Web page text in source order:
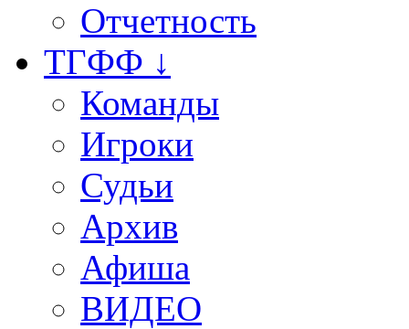
Отчетность
ТГФФ ↓
Команды
Игроки
Судьи
Архив
Афиша
ВИДЕО